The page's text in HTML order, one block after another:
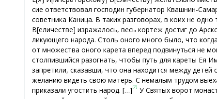
сие ответствовал господин губернатор Квашнин-
советника Каница. В таких разговорах, в коих не
В[еличестве] изражалось, весь кортеж достиг до
ликующего народа. Столь оного много было, что
от множества оного карета вперед подвинуться не
столпившийся разогнать, чтобы путь для кареты Ея
запретили, сказавши, что она находится между
желанию видеть свою матерь. С немалым трудом
приказали угостить народ. […] [7] У Святых ворот